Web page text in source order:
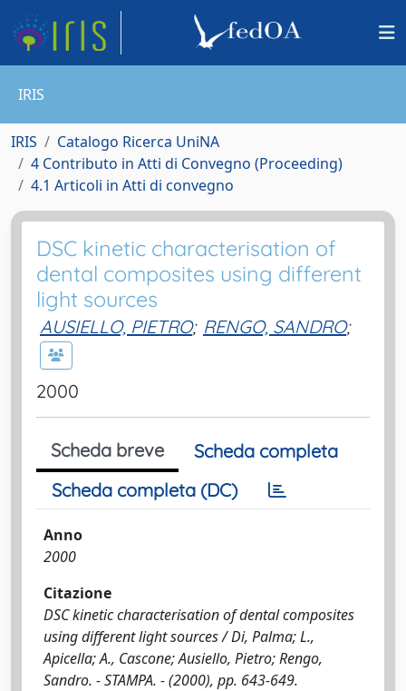
IRIS
IRIS
Catalogo Ricerca UniNA
4 Contributo in Atti di Convegno (Proceeding)
4.1 Articoli in Atti di convegno
DSC kinetic characterisation of
dental composites using different
light sources
AUSIELLO, PIETRO; RENGO, SANDRO;
2000
Scheda breve
Scheda completa
Scheda completa (DC)
Anno
2000
Citazione
DSC kinetic characterisation of dental composites
using different light sources / Di, Palma; L.,
Apicella; A., Cascone; Ausiello, Pietro; Rengo,
Sandro. - STAMPA. - (2000), pp. 643-649.